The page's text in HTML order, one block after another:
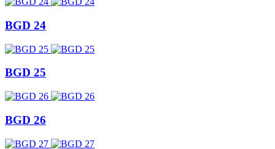
BGD 24
BGD 25
BGD 26